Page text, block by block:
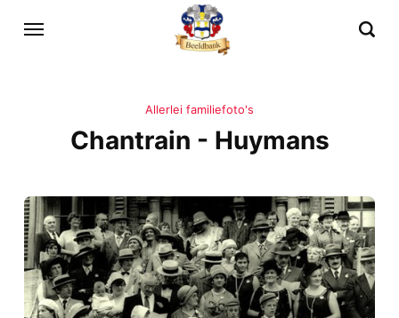
Allerlei familiefoto's
Chantrain - Huymans